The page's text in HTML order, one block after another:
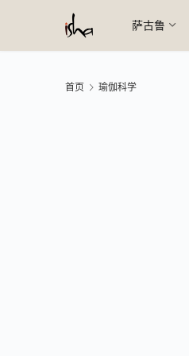
萨古鲁
首页 瑜伽科学